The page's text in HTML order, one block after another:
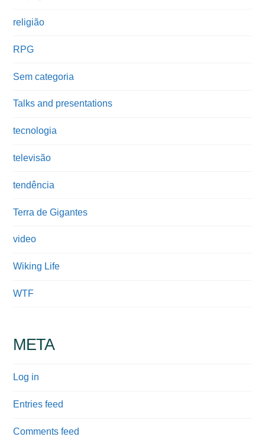
religião
RPG
Sem categoria
Talks and presentations
tecnologia
televisão
tendência
Terra de Gigantes
video
Wiking Life
WTF
META
Log in
Entries feed
Comments feed